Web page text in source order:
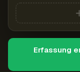
Erfassung